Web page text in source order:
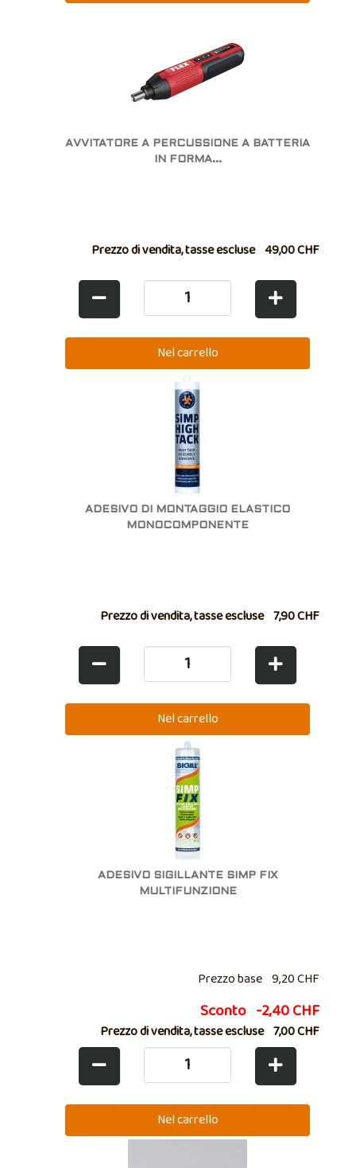
AVVITATORE A PERCUSSIONE A BATTERIA
IN FORMA...
Prezzo di vendita, tasse escluse 49,00 CHF
ADESIVO DI MONTAGGIO ELASTICO
MONOCOMPONENTE
Prezzo di vendita, tasse escluse 7,90 CHF
ADESIVO SIGILLANTE SIMP FIX
MULTIFUNZIONE
Prezzo base 9,20 CHF
Sconto -2,40 CHF
Prezzo di vendita, tasse escluse 7,00 CHF